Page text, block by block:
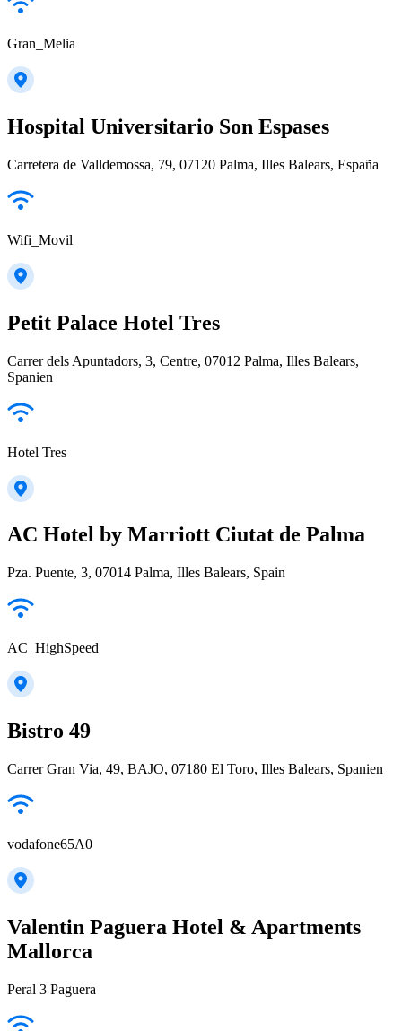
Gran_Melia
Hospital Universitario Son Espases
Carretera de Valldemossa, 79, 07120 Palma, Illes Balears, España
Wifi_Movil
Petit Palace Hotel Tres
Carrer dels Apuntadors, 3, Centre, 07012 Palma, Illes Balears,
Spanien
Hotel Tres
AC Hotel by Marriott Ciutat de Palma
Pza. Puente, 3, 07014 Palma, Illes Balears, Spain
AC_HighSpeed
Bistro 49
Carrer Gran Via, 49, BAJO, 07180 El Toro, Illes Balears, Spanien
vodafone65A0
Valentin Paguera Hotel & Apartments
Mallorca
Peral 3 Paguera